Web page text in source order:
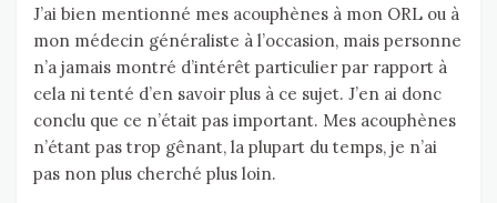
J’ai bien mentionné mes acouphènes à mon ORL ou à
mon médecin généraliste à l’occasion, mais personne
n’a jamais montré d’intérêt particulier par rapport à
cela ni tenté d’en savoir plus à ce sujet. J’en ai donc
conclu que ce n’était pas important. Mes acouphènes
n’étant pas trop gênant, la plupart du temps, je n’ai
pas non plus cherché plus loin.